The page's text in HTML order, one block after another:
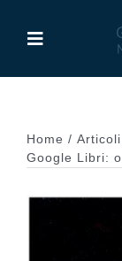
contenuto
Toggle
Maria Luigia
Home Articoli
Google Libri: